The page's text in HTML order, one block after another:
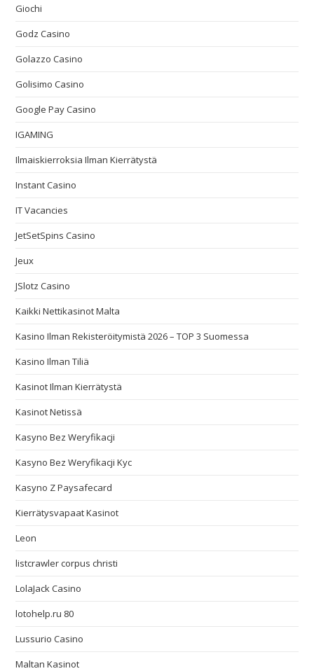
Giochi
Godz Casino
Golazzo Casino
Golisimo Casino
Google Pay Casino
IGAMING
Ilmaiskierroksia Ilman Kierrätystä
Instant Casino
IT Vacancies
JetSetSpins Casino
Jeux
JSlotz Casino
Kaikki Nettikasinot Malta
Kasino Ilman Rekisteröitymistä 2026 – TOP 3 Suomessa
Kasino Ilman Tiliä
Kasinot Ilman Kierrätystä
Kasinot Netissä
Kasyno Bez Weryfikacji
Kasyno Bez Weryfikacji Kyc
Kasyno Z Paysafecard
Kierrätysvapaat Kasinot
Leon
listcrawler corpus christi
LolaJack Casino
lotohelp.ru 80
Lussurio Casino
Maltan Kasinot